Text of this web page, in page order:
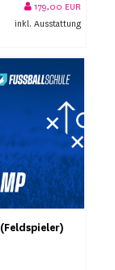
179,00 EUR
inkl. Ausstattung